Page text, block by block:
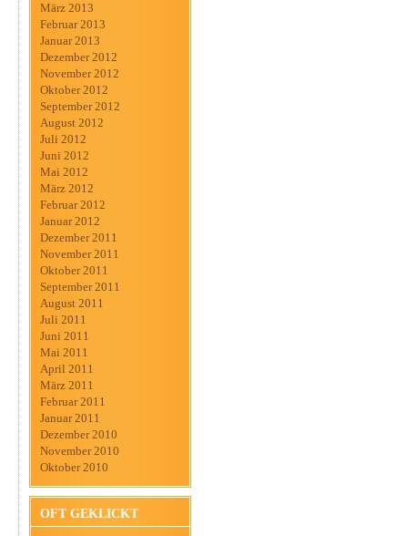
März 2013
Februar 2013
Januar 2013
Dezember 2012
November 2012
Oktober 2012
September 2012
August 2012
Juli 2012
Juni 2012
Mai 2012
März 2012
Februar 2012
Januar 2012
Dezember 2011
November 2011
Oktober 2011
September 2011
August 2011
Juli 2011
Juni 2011
Mai 2011
April 2011
März 2011
Februar 2011
Januar 2011
Dezember 2010
November 2010
Oktober 2010
OFT GEKLICKT